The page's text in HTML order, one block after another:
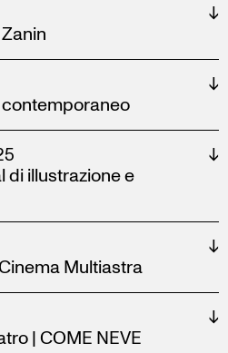
↓
↓
contemporaneo
↓
di illustrazione e
↓
Multiastra
↓
| COME NEVE